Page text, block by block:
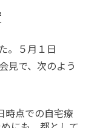
。５月１日
見で、次のよう
時点での自宅療